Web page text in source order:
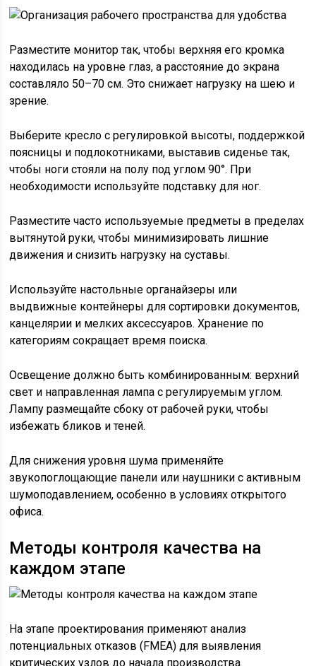
Разместите монитор так, чтобы верхняя его кромка
находилась на уровне глаз, а расстояние до экрана
составляло 50–70 см. Это снижает нагрузку на шею и
зрение.
Выберите кресло с регулировкой высоты, поддержкой
поясницы и подлокотниками, выставив сиденье так,
чтобы ноги стояли на полу под углом 90°. При
необходимости используйте подставку для ног.
Разместите часто используемые предметы в пределах
вытянутой руки, чтобы минимизировать лишние
движения и снизить нагрузку на суставы.
Используйте настольные органайзеры или
выдвижные контейнеры для сортировки документов,
канцелярии и мелких аксессуаров. Хранение по
категориям сокращает время поиска.
Освещение должно быть комбинированным: верхний
свет и направленная лампа с регулируемым углом.
Лампу размещайте сбоку от рабочей руки, чтобы
избежать бликов и теней.
Для снижения уровня шума применяйте
звукопоглощающие панели или наушники с активным
шумоподавлением, особенно в условиях открытого
офиса.
Методы контроля качества на
каждом этапе
На этапе проектирования применяют анализ
потенциальных отказов (FMEA) для выявления
критических узлов до начала производства.